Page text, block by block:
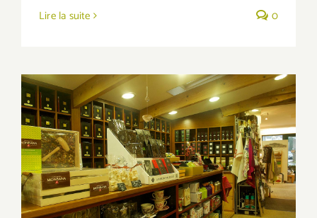
Lire la suite 0
Curiosi’Thé